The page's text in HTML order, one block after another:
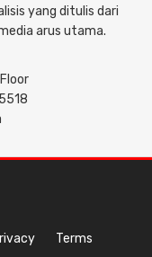
yang ditulis dari
arus utama.
Terms